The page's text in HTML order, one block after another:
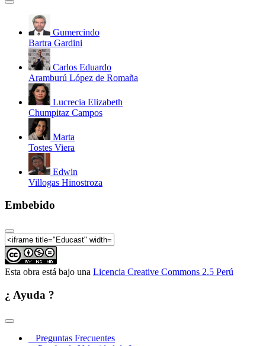
Gumercindo
Bartra Gardini
Carlos Eduardo
Aramburú López de Romaña
Lucrecia Elizabeth
Chumpitaz Campos
Marta
Tostes Viera
Edwin
Villogas Hinostroza
Embebido
Esta obra está bajo una Licencia Creative Commons 2.5 Perú
¿ Ayuda ?
Preguntas Frecuentes